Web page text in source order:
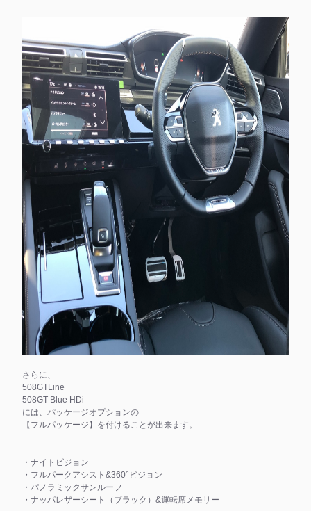
さらに、
508GTLine
508GT Blue HDi
には、パッケージオプションの
【フルパッケージ】を付けることが出来ます。
・ナイトビジョン
・フルパークアシスト&360°ビジョン
・パノラミックサンルーフ
・ナッパレザーシート（ブラック）&運転席メモリー